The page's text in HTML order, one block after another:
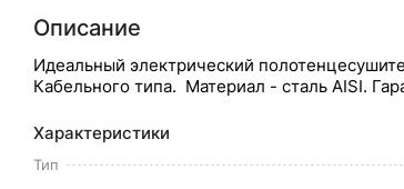
Описание
Идеальный электрический
Кабельного типа. Материал - сталь AISI.
Характеристики
Тип